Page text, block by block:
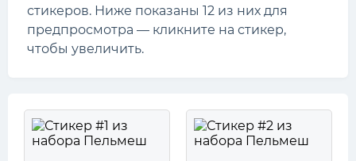
стикеров. Ниже показаны 12 из них для
предпросмотра — кликните на стикер,
чтобы увеличить.